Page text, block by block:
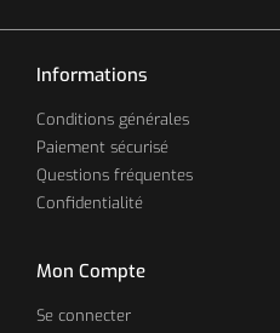
Informations
Conditions générales
Paiement sécurisé
Questions fréquentes
Confidentialité
Mon Compte
Se connecter